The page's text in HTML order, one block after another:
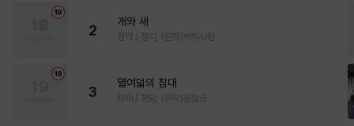
2
개와 새
정각 / 정각, (원작)박하사탕
3
열여덟의 침대
자태 / 청담, (원작)문슬로